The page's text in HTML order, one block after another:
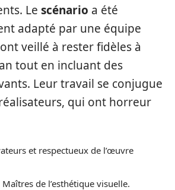
Le scénario a été
adapté par une équipe
veillé à rester fidèles à
tout en incluant des
Leur travail se conjugue
qui ont horreur
et respectueux de l’œuvre
Maîtres de l’esthétique visuelle.